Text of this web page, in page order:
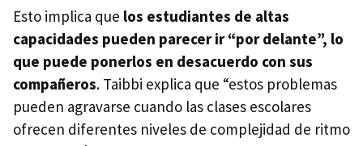
Esto implica que los estudiantes de altas
capacidades pueden parecer ir “por delante”, lo
que puede ponerlos en desacuerdo con sus
compañeros. Taibbi explica que “estos problemas
pueden agravarse cuando las clases escolares
ofrecen diferentes niveles de complejidad de ritmo